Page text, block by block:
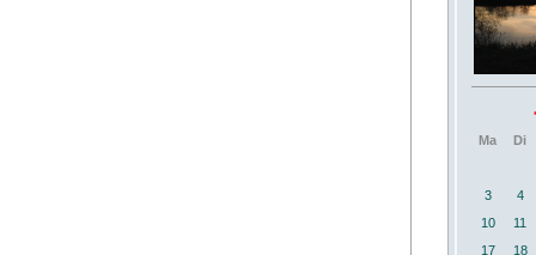
Ma
Di
3
4
10
11
17
18